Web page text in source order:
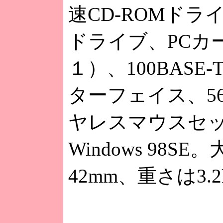
速CD-ROMドラ
ドライブ、PCカ
１）、
ターフェイス、
ヤレスマウスセ
Windows 98SE。
42mm、重さは